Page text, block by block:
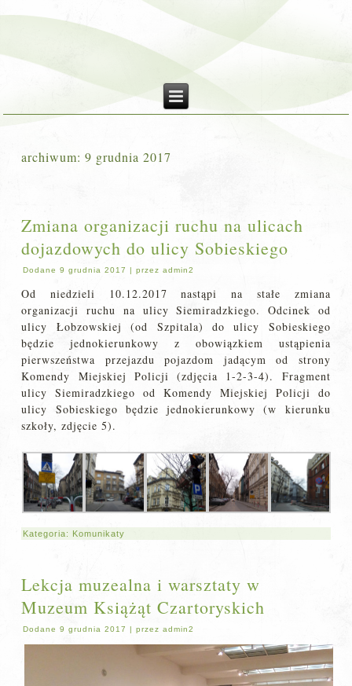
archiwum:9 grudnia 2017
Zmiana organizacji ruchu na ulicach
dojazdowych do ulicy Sobieskiego
Dodane 9 grudnia 2017 |przez admin2
Od niedzieli 10.12.2017 nastąpi na stałe zmiana
organizacji ruchu na ulicy Siemiradzkiego. Odcinek od
ulicy Łobzowskiej (od Szpitala) do ulicy Sobieskiego
będzie jednokierunkowy z obowiązkiem ustąpienia
pierwszeństwa przejazdu pojazdom jadącym od strony
Komendy Miejskiej Policji (zdjęcia 1-2-3-4). Fragment
ulicy Siemiradzkiego od Komendy Miejskiej Policji do
ulicy Sobieskiego będzie jednokierunkowy (w kierunku
szkoły, zdjęcie 5).
Kategoria: Komunikaty
Lekcja muzealna i warsztaty w
Muzeum Książąt Czartoryskich
Dodane 9 grudnia 2017 |przez admin2